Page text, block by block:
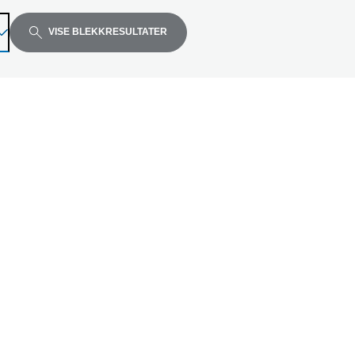
VISE BLEKKRESULTATER